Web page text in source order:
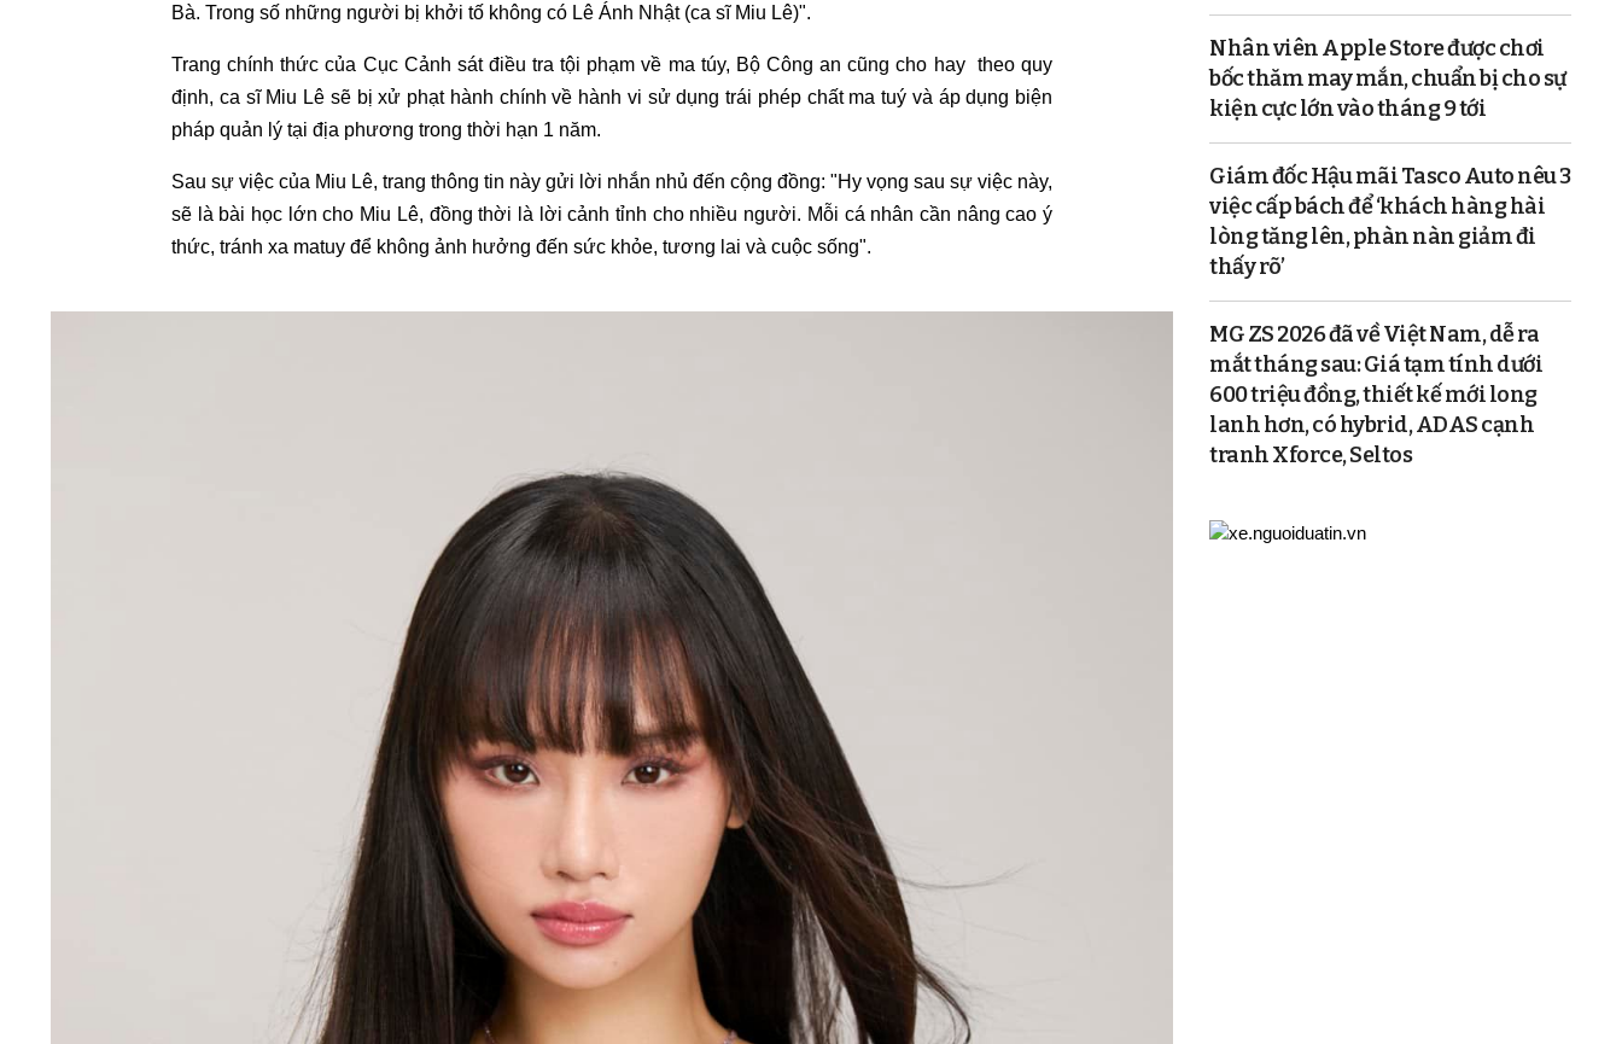
Bà. Trong số những người bị khởi tố không có Lê Ánh Nhật (ca sĩ Miu Lê)".
Trang chính thức của Cục Cảnh sát điều tra tội phạm về ma túy, Bộ Công an cũng cho hay theo quy
định, ca sĩ Miu Lê sẽ bị xử phạt hành chính về hành vi sử dụng trái phép chất ma tuý và áp dụng biện
pháp quản lý tại địa phương trong thời hạn 1 năm.
Sau sự việc của Miu Lê, trang thông tin này gửi lời nhắn nhủ đến cộng đồng: "Hy vọng sau sự việc này,
sẽ là bài học lớn cho Miu Lê, đồng thời là lời cảnh tỉnh cho nhiều người. Mỗi cá nhân cần nâng cao ý
thức, tránh xa matuy để không ảnh hưởng đến sức khỏe, tương lai và cuộc sống".
Nhân viên Apple Store được chơi
bốc thăm may mắn, chuẩn bị cho sự
kiện cực lớn vào tháng 9 tới
Giám đốc Hậu mãi Tasco Auto nêu 3
việc cấp bách để ‘khách hàng hài
lòng tăng lên, phàn nàn giảm đi
thấy rõ’
MG ZS 2026 đã về Việt Nam, dễ ra
mắt tháng sau: Giá tạm tính dưới
600 triệu đồng, thiết kế mới long
lanh hơn, có hybrid, ADAS cạnh
tranh Xforce, Seltos